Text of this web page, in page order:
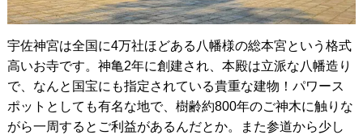
宇佐神宮は全国に4万社ほどある八幡様の総本宮という格式
高いお寺です。神亀2年に創建され、本殿は立派な八幡造り
で、なんと国宝にも指定されている貴重な建物！パワース
ポットとしても有名な地で、樹齢約800年のご神木に触りな
がら一周するとご利益があるんだとか。また参道から少し